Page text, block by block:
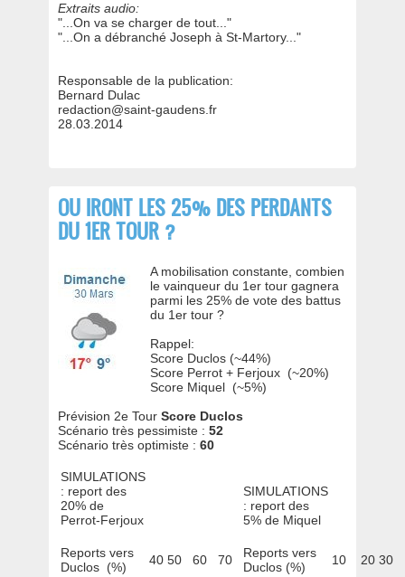
Extraits audio:
"...On va se charger de tout..."
"...On a débranché Joseph à St-Martory..."
Responsable de la publication:
Bernard Dulac
redaction@saint-gaudens.fr
28.03.2014
OU IRONT LES 25% DES PERDANTS
DU 1ER TOUR ?
A mobilisation constante, combien
le vainqueur du 1er tour gagnera
parmi les 25% de vote des battus
du 1er tour ?
Rappel:
Score Duclos (~44%)
Score Perrot + Ferjoux (~20%)
Score Miquel (~5%)
Prévision 2e Tour Score Duclos
Scénario très pessimiste : 52
Scénario très optimiste : 60
SIMULATIONS
: report des
20% de
Perrot-Ferjoux
SIMULATIONS
: report des
5% de Miquel
Reports vers
Duclos (%)
40 50 60 70
Reports vers
Duclos (%)
10 20 30